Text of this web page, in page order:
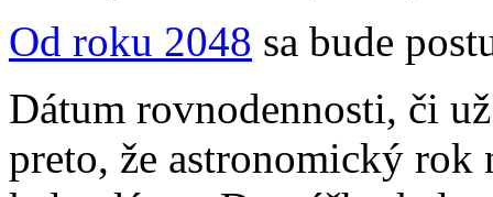
Od roku 2048 sa bude
Dátum rovnodennosti, či
preto, že astronomický